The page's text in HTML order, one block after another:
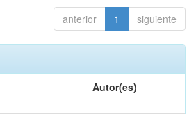
anterior 1 siguiente
Autor(es)